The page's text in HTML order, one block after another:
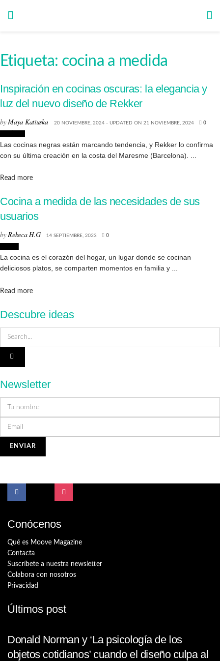
Etiqueta: cocina a medida
Inspiración en cocinas oscuras: la elegancia y
luz del nuevo diseño de Rekker
byMaya Katiuska 20 NOVIEMBRE, 2024 - UPDATED ON 21 NOVIEMBRE, 2024 0
Las cocinas negras están marcando tendencia, y Rekker lo confirma
con su última creación en la costa del Maresme (Barcelona). ...
Read moreDetails
Cocina a medida de las necesidades de sus
usuarios
byRebeca H.G 14 SEPTIEMBRE, 2023 0
La cocina es el corazón del hogar, un lugar donde se cocinan
deliciosos platos, se comparten momentos en familia y ...
Read moreDetails
Descubre ideas
Newsletter
Conócenos
Qué es Moove Magazine
Contacta
Suscríbete a nuestra newsletter
Colabora con nosotros
Privacidad
Últimos post
Donald Norman y ‘La psicología de los
objetos cotidianos’ cuando el diseño culpa al